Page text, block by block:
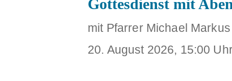
Gottesdienst mit
mit Pfarrer Michael Markus
20. August 2026, 15:00